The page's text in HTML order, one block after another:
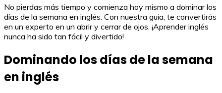
No pierdas más tiempo y comienza hoy mismo a dominar los
días de la semana en inglés. Con nuestra guía, te convertirás
en un experto en un abrir y cerrar de ojos. ¡Aprender inglés
nunca ha sido tan fácil y divertido!
Dominando los días de la semana
en inglés